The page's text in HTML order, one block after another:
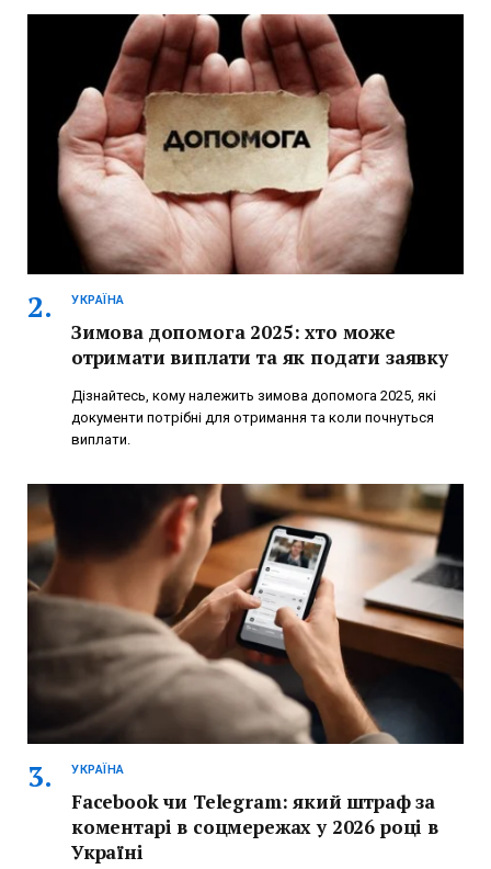
УКРАЇНА
Зимова допомога 2025: хто може
отримати виплати та як подати заявку
Дізнайтесь, кому належить зимова допомога 2025, які
документи потрібні для отримання та коли почнуться
виплати.
УКРАЇНА
Facebook чи Telegram: який штраф за
коментарі в соцмережах у 2026 році в
Україні